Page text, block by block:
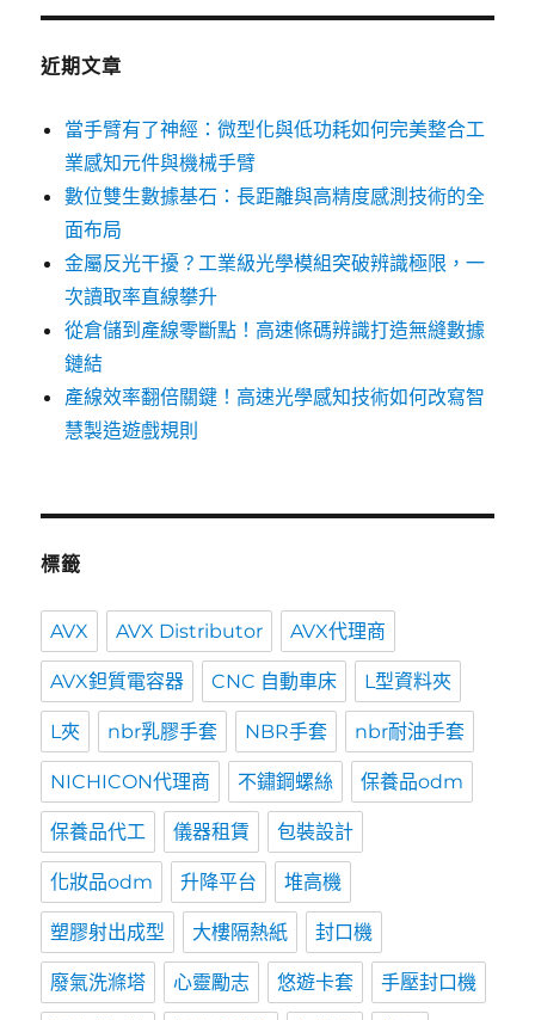
近期文章
當手臂有了神經：微型化與低功耗如何完美整合工
業感知元件與機械手臂
數位雙生數據基石：長距離與高精度感測技術的全
面布局
金屬反光干擾？工業級光學模組突破辨識極限，一
次讀取率直線攀升
從倉儲到產線零斷點！高速條碼辨識打造無縫數據
鏈結
產線效率翻倍關鍵！高速光學感知技術如何改寫智
慧製造遊戲規則
標籤
AVX AVX Distributor AVX代理商
AVX鉭質電容器 CNC 自動車床 L型資料夾
L夾 nbr乳膠手套 NBR手套 nbr耐油手套
NICHICON代理商 不鏽鋼螺絲 保養品odm
保養品代工 儀器租賃 包裝設計
化妝品odm 升降平台 堆高機
塑膠射出成型 大樓隔熱紙 封口機
廢氣洗滌塔 心靈勵志 悠遊卡套 手壓封口機